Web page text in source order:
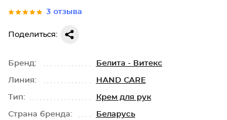
3 отзыва
Поделиться:
Бренд: Белита - Витекс
Линия: HAND CARE
Тип: Крем для рук
Страна бренда: Беларусь